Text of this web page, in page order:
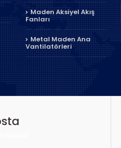
Maden Aksiyel Akış
Fanları
Metal Maden Ana
Vantilatörleri